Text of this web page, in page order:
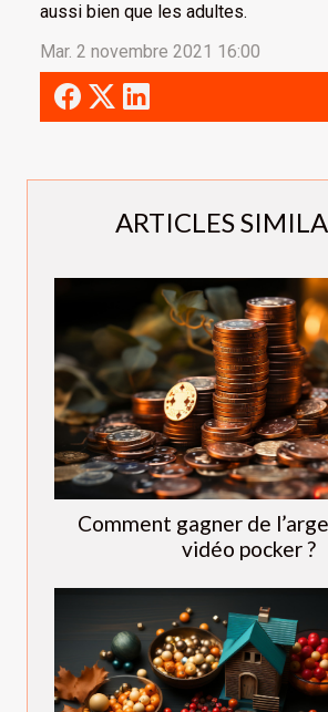
ARTICLES
Comment gagner de
vidéo pocker ?
aussi bien que les adultes.
Mar. 2 novembre 2021 16:00